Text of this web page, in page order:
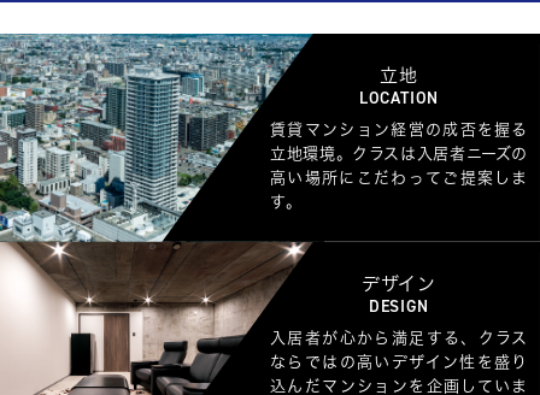
立地
LOCATION
賃貸マンション経営の成否を握る
立地環境。クラスは入居者ニーズの
高い場所にこだわってご提案しま
す。
デザイン
DESIGN
入居者が心から満足する、クラス
ならではの高いデザイン性を盛り
込んだマンションを企画していま